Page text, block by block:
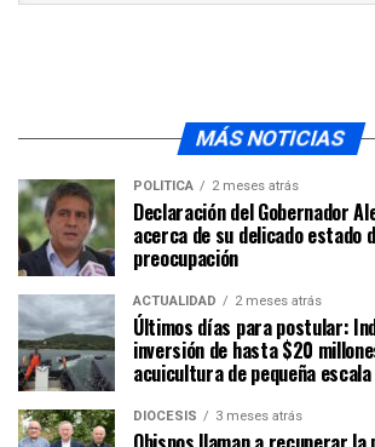
MÁS NOTICIAS
POLÍTICA 2 meses atrás
Declaración del Gobernador
acerca de su delicado estado
preocupación
ACTUALIDAD 2 meses atrás
Últimos días para postular:
inversión de hasta $20
acuicultura de pequeña escala
DIÓCESIS 3 meses atrás